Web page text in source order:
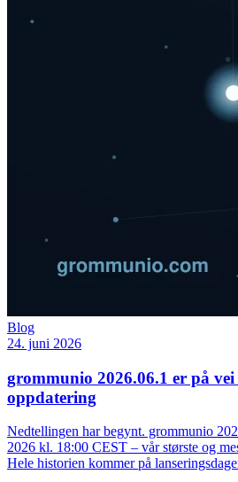
Blog
24. juni 2026
grommunio 2026.06.1 er på
oppdatering
Nedtellingen har begynt. grommunio
2026 kl. 18:00 CEST – vår største og
Hele historien kommer på